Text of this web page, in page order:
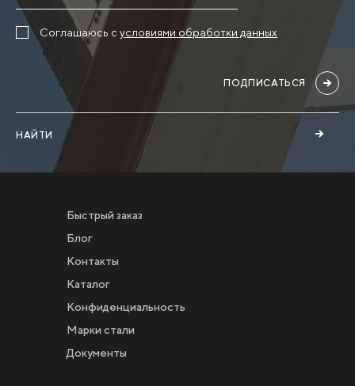
НАЙТИ
Соглашаюсь с условиями обработки данных
ПОДПИСАТЬСЯ
Быстрый заказ
Блог
Контакты
Каталог
Конфиденциальность
Марки стали
Документы
Новости
Инвесторам